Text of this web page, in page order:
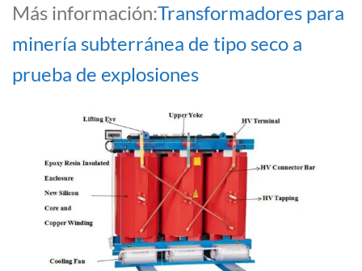
Más información:Transformadores para
minería subterránea de tipo seco a
prueba de explosiones